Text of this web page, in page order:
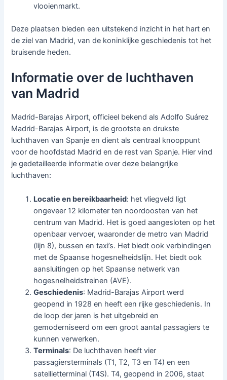
vlooienmarkt.
Deze plaatsen bieden een uitstekend inzicht in het hart en
de ziel van Madrid, van de koninklijke geschiedenis tot het
bruisende heden.
Informatie over de luchthaven
van Madrid
Madrid-Barajas Airport, officieel bekend als Adolfo Suárez
Madrid-Barajas Airport, is de grootste en drukste
luchthaven van Spanje en dient als centraal knooppunt
voor de hoofdstad Madrid en de rest van Spanje. Hier vind
je gedetailleerde informatie over deze belangrijke
luchthaven:
Locatie en bereikbaarheid: het vliegveld ligt
ongeveer 12 kilometer ten noordoosten van het
centrum van Madrid. Het is goed aangesloten op het
openbaar vervoer, waaronder de metro van Madrid
(lijn 8), bussen en taxi’s. Het biedt ook verbindingen
met de Spaanse hogesnelheidslijn. Het biedt ook
aansluitingen op het Spaanse netwerk van
hogesnelheidstreinen (AVE).
Geschiedenis: Madrid-Barajas Airport werd
geopend in 1928 en heeft een rijke geschiedenis. In
de loop der jaren is het uitgebreid en
gemoderniseerd om een groot aantal passagiers te
kunnen verwerken.
Terminals: De luchthaven heeft vier
passagiersterminals (T1, T2, T3 en T4) en een
satellietterminal (T4S). T4, geopend in 2006, staat